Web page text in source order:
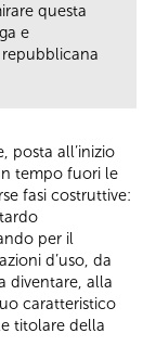
questa
e
posta all’inizio
tempo fuori le
fasi costruttive:
per il
d’uso, da
diventare, alla
caratteristico
titolare della